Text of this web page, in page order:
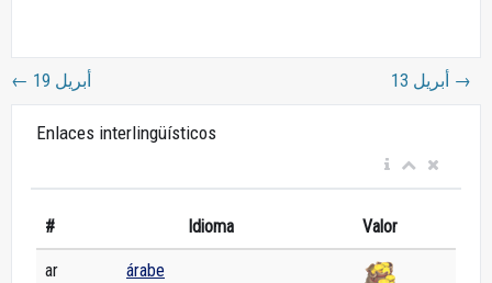
← 19 أبريل →
Enlaces interlingüísticos
# Idioma Valor
ar árabe